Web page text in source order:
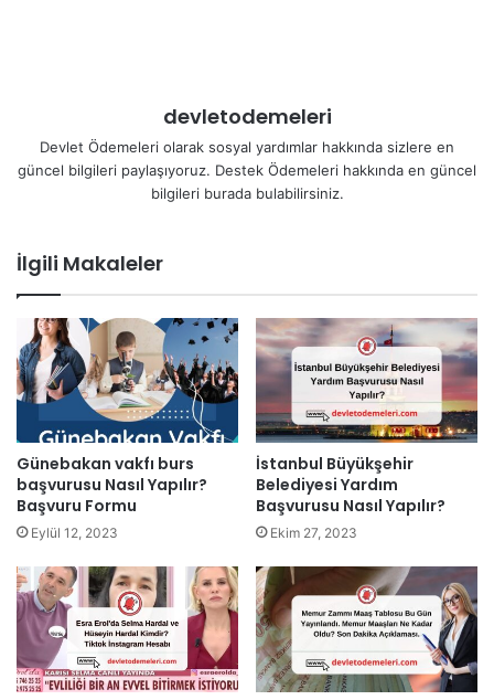
devletodemeleri
Devlet Ödemeleri olarak sosyal yardımlar hakkında sizlere en
güncel bilgileri paylaşıyoruz. Destek Ödemeleri hakkında en güncel
bilgileri burada bulabilirsiniz.
İlgili Makaleler
Günebakan vakfı burs
başvurusu Nasıl Yapılır?
Başvuru Formu
Eylül 12, 2023
İstanbul Büyükşehir
Belediyesi Yardım
Başvurusu Nasıl Yapılır?
Ekim 27, 2023